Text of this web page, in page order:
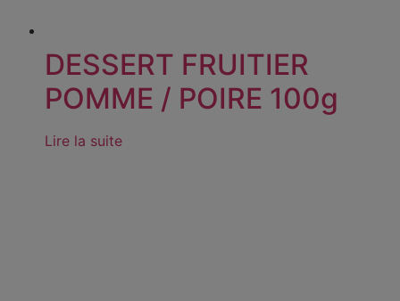
DESSERT FRUITIER
POMME / POIRE 100g
Lire la suite